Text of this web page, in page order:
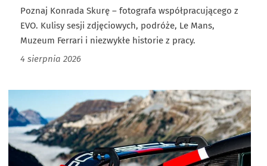
Poznaj Konrada Skurę – fotografa współpracującego z
EVO. Kulisy sesji zdjęciowych, podróże, Le Mans,
Muzeum Ferrari i niezwykłe historie z pracy.
4 sierpnia 2026